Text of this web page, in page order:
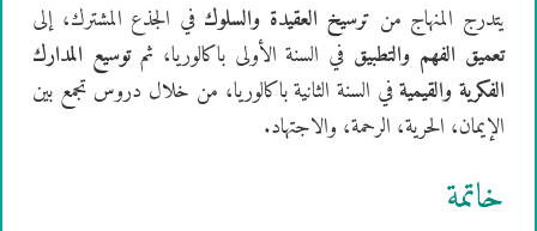
يتدرج المنهاج من ترسيخ العقيدة والسلوك في الجذع المشترك، إلى
تعميق الفهم والتطبيق في السنة الأولى باكالوريا، ثمتوسيع المدارك
الفكرية والقيميةفي السنة الثانية باكالوريا، من خلال دروس تجمع بين
الإيمان، الحرية، الرحمة، والاجتهاد.
خاتمة